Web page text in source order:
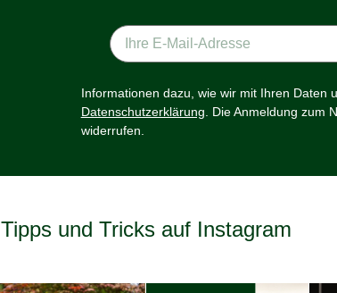
Informationen dazu, wie wir mit Ihren Daten
Datenschutzerklärung . Die Anmeldung zum
widerrufen.
Tipps und Tricks auf Instagram